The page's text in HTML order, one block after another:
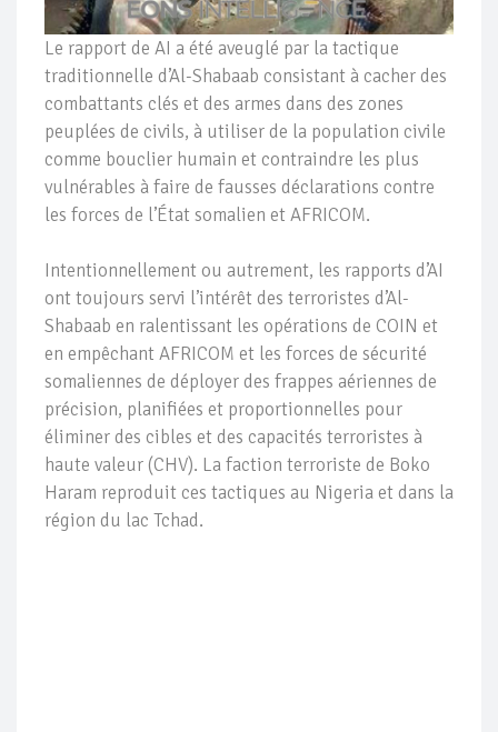
Le rapport de AI a été aveuglé par la tactique
traditionnelle d’Al-Shabaab consistant à cacher des
combattants clés et des armes dans des zones
peuplées de civils, à utiliser de la population civile
comme bouclier humain et contraindre les plus
vulnérables à faire de fausses déclarations contre
les forces de l’État somalien et AFRICOM.
Intentionnellement ou autrement, les rapports d’AI
ont toujours servi l’intérêt des terroristes d’Al-
Shabaab en ralentissant les opérations de COIN et
en empêchant AFRICOM et les forces de sécurité
somaliennes de déployer des frappes aériennes de
précision, planifiées et proportionnelles pour
éliminer des cibles et des capacités terroristes à
haute valeur (CHV). La faction terroriste de Boko
Haram reproduit ces tactiques au Nigeria et dans la
région du lac Tchad.